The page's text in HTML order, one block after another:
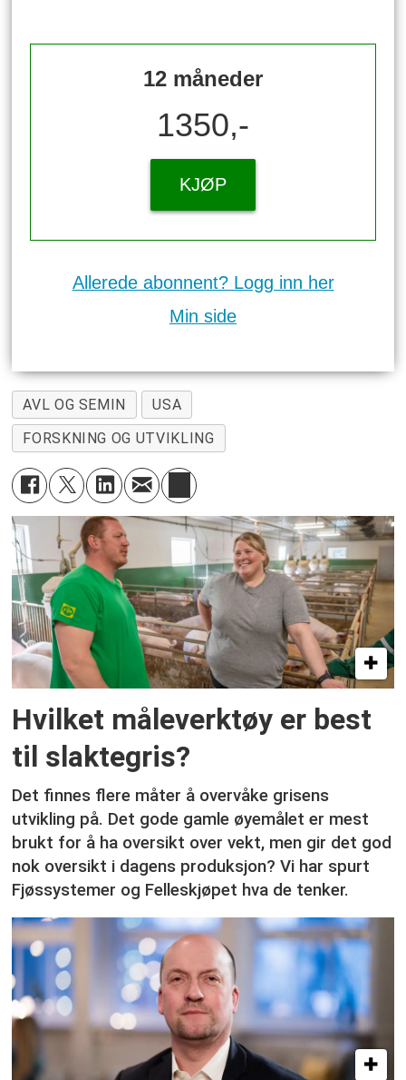
12 måneder
1350,-
KJØP
Allerede abonnent? Logg inn her
Min side
AVL OG SEMIN
USA
FORSKNING OG UTVIKLING
Hvilket måleverktøy er best
til slaktegris?
Det finnes flere måter å overvåke grisens
utvikling på. Det gode gamle øyemålet er mest
brukt for å ha oversikt over vekt, men gir det god
nok oversikt i dagens produksjon? Vi har spurt
Fjøssystemer og Felleskjøpet hva de tenker.